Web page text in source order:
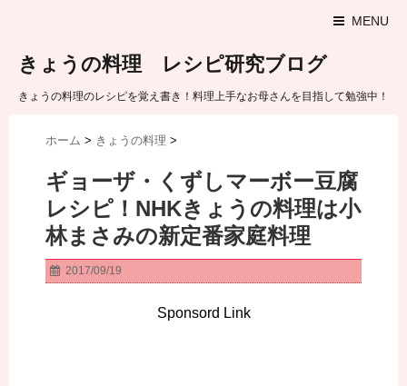
MENU
きょうの料理 レシピ研究ブログ
きょうの料理のレシピを覚え書き！料理上手なお母さんを目指して勉強中！
ホーム > きょうの料理 >
ギョーザ・くずしマーボー豆腐
レシピ！NHKきょうの料理は小
林まさみの新定番家庭料理
2017/09/19
Sponsord Link